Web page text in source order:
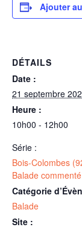
Ajouter
DÉTAILS
Date :
21 septembre
Heure :
10h00 - 12h00
Série :
Bois-Colombes
Balade commenté
Catégorie
Balade
Site :